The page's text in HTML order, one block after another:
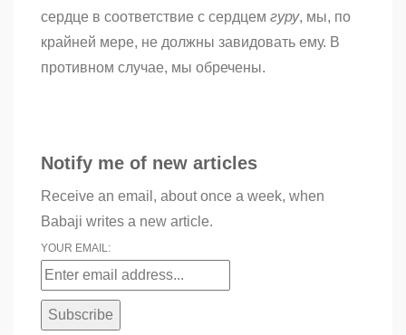
сердце в соответствие с сердцем гуру, мы, по
крайней мере, не должны завидовать ему. В
противном случае, мы обречены.
Notify me of new articles
Receive an email, about once a week, when
Babaji writes a new article.
YOUR EMAIL: